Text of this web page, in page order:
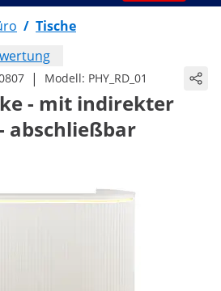
/ Tische
| Modell: PHY_RD_01
- mit indirekter
abschließbar